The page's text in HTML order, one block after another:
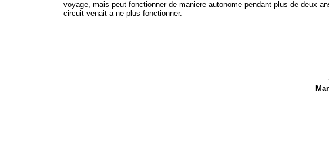
voyage, mais peut fonctionner de maniere autonome pendant plus de deux
circuit venait a ne plus fonctionner.